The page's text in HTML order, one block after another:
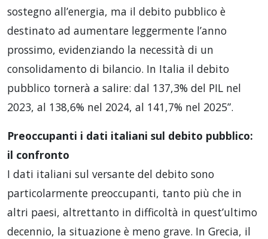
sostegno all’energia, ma il debito pubblico è
destinato ad aumentare leggermente l’anno
prossimo, evidenziando la necessità di un
consolidamento di bilancio. In Italia il debito
pubblico tornerà a salire: dal 137,3% del PIL nel
2023, al 138,6% nel 2024, al 141,7% nel 2025”.
Preoccupanti i dati italiani sul debito pubblico:
il confronto
I dati italiani sul versante del debito sono
particolarmente preoccupanti, tanto più che in
altri paesi, altrettanto in difficoltà in quest’ultimo
decennio, la situazione è meno grave. In Grecia, il